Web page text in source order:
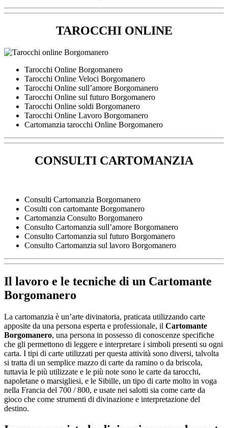
TAROCCHI ONLINE
Tarocchi Online Borgomanero
Tarocchi Online Veloci Borgomanero
Tarocchi Online sull’amore Borgomanero
Tarocchi Online sul futuro Borgomanero
Tarocchi Online soldi Borgomanero
Tarocchi Online Lavoro Borgomanero
Cartomanzia tarocchi Online Borgomanero
CONSULTI CARTOMANZIA
Consulti Cartomanzia Borgomanero
Cosulti con cartomante Borgomanero
Cartomanzia Consulto Borgomanero
Consulto Cartomanzia sull’amore Borgomanero
Consulto Cartomanzia sul futuro Borgomanero
Consulto Cartomanzia sul lavoro Borgomanero
Il lavoro e le tecniche di un Cartomante
Borgomanero
La cartomanzia è un’arte divinatoria, praticata utilizzando carte
apposite da una persona esperta e professionale, il Cartomante
Borgomanero, una persona in possesso di conoscenze specifiche
che gli permettono di leggere e interpretare i simboli presenti su ogni
carta. I tipi di carte utilizzati per questa attività sono diversi, talvolta
si tratta di un semplice mazzo di carte da ramino o da briscola,
tuttavia le più utilizzate e le più note sono le carte da tarocchi,
napoletane o marsigliesi, e le Sibille, un tipo di carte molto in voga
nella Francia del 700 / 800, e usate nei salotti sia come carte da
gioco che come strumenti di divinazione e interpretazione del
destino.